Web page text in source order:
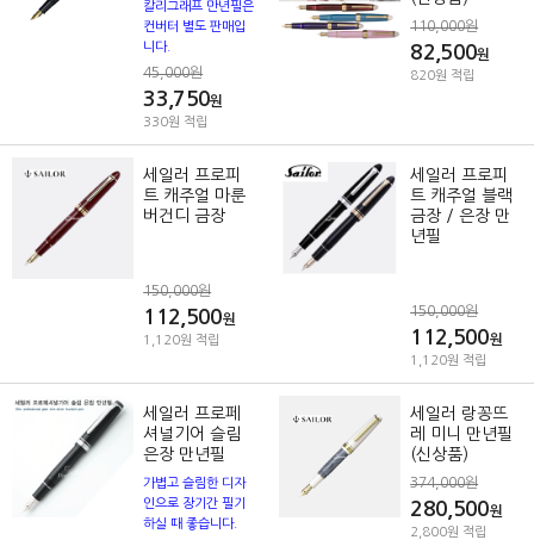
칼리그래프 만년필은
컨버터 별도 판매입
니다.
45,000원
33,750원
330원 적립
110,000원
82,500원
820원 적립
세일러 프로피
트 캐주얼 마룬
버건디 금장
150,000원
112,500원
1,120원 적립
세일러 프로피
트 캐주얼 블랙
금장 / 은장 만
년필
150,000원
112,500원
1,120원 적립
세일러 프로페
셔널기어 슬림
은장 만년필
가볍고 슬림한 디자
인으로 장기간 필기
하실 때 좋습니다.
세일러 랑꽁뜨
레 미니 만년필
(신상품)
374,000원
280,500원
2,800원 적립